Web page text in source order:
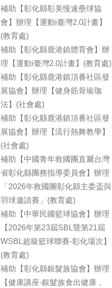
補助【彰化縣彰美慢速壘球協
會】辦理【運動i臺灣2.0計畫】
(教育處)
補助【彰化縣鹿港鎮體育會】辦
理【運動i臺灣2.0計畫】(教育處)
補助【彰化縣鹿港鎮頂番社區發
展協會】辦理【健身筋骨瑜珈
法】(社會處)
補助【彰化縣鹿港鎮頂番社區發
展協會】辦理【流行熱舞教學】
(社會處)
補助【中國青年救國團直屬台灣
省彰化縣團務指導委員會】辦理
「2026年救國團彰化縣主委盃與
羽球邀請賽」(教育處)
補助【中華民國籃球協會】辦理
【2026年第23屆SBL暨第21屆
WSBL超級籃球聯賽-彰化場次】
(教育處)
補助【彰化縣銀髮族協會】辦理
【健康講座-銀髮族食出健康，